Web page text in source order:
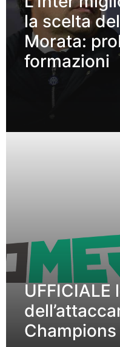
la scelta del
Morata:
formazioni
UFFICIALE